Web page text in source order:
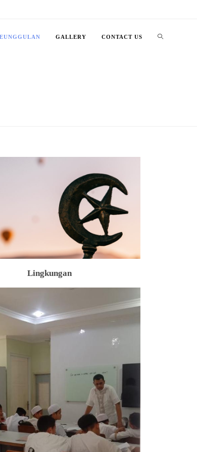
GALLERY CONTACT US
Lingkungan